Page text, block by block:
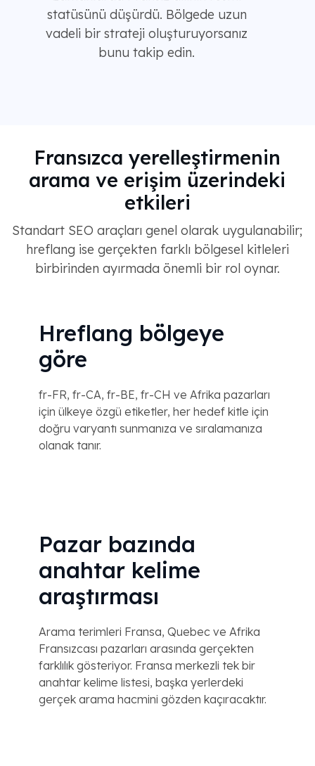
statüsünü düşürdü. Bölgede uzun
vadeli bir strateji oluşturuyorsanız
bunu takip edin.
Fransızca yerelleştirmenin
arama ve erişim üzerindeki
etkileri
Standart SEO araçları genel olarak uygulanabilir;
hreflang ise gerçekten farklı bölgesel kitleleri
birbirinden ayırmada önemli bir rol oynar.
Hreflang bölgeye
göre
fr-FR, fr-CA, fr-BE, fr-CH ve Afrika pazarları
için ülkeye özgü etiketler, her hedef kitle için
doğru varyantı sunmanıza ve sıralamanıza
olanak tanır.
Pazar bazında
anahtar kelime
araştırması
Arama terimleri Fransa, Quebec ve Afrika
Fransızcası pazarları arasında gerçekten
farklılık gösteriyor. Fransa merkezli tek bir
anahtar kelime listesi, başka yerlerdeki
gerçek arama hacmini gözden kaçıracaktır.